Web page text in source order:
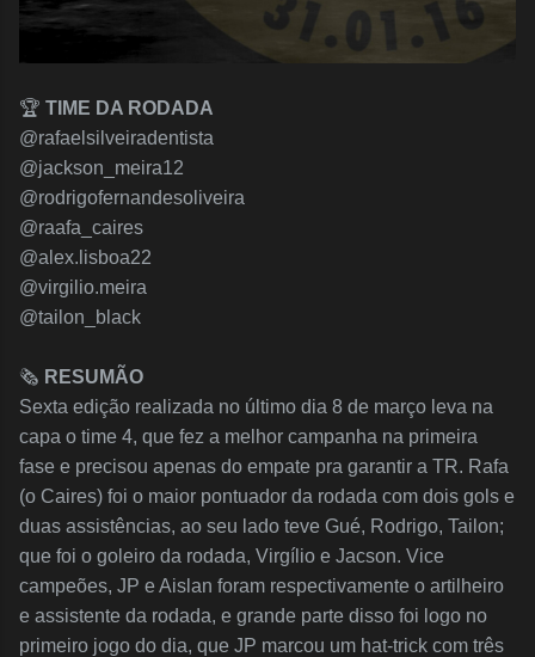
🏆 TIME DA RODADA
@rafaelsilveiradentista
@jackson_meira12
@rodrigofernandesoliveira
@raafa_caires
@alex.lisboa22
@virgilio.meira
@tailon_black
🗞️ RESUMÃO
Sexta edição realizada no último dia 8 de março leva na
capa o time 4, que fez a melhor campanha na primeira
fase e precisou apenas do empate pra garantir a TR. Rafa
(o Caires) foi o maior pontuador da rodada com dois gols e
duas assistências, ao seu lado teve Gué, Rodrigo, Tailon;
que foi o goleiro da rodada, Virgílio e Jacson. Vice
campeões, JP e Aislan foram respectivamente o artilheiro
e assistente da rodada, e grande parte disso foi logo no
primeiro jogo do dia, que JP marcou um hat-trick com três